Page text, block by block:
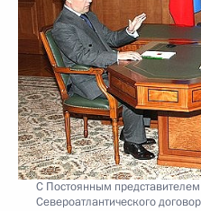
С Постоянным
Североатлантического